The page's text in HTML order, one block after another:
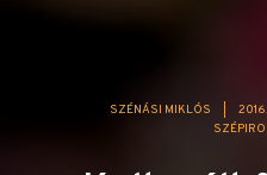
SZÉNÁSI MIKLÓS